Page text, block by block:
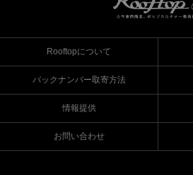
Rooftopについて
バックナンバー取寄方法
情報提供
お問い合わせ